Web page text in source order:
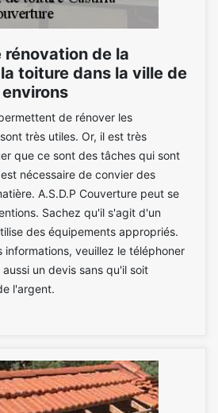
de la
toiture dans la ville de
de rénover les
très utiles. Or, il est très
que ce sont des tâches qui sont
nécessaire de convier des
A.S.D.P Couverture peut se
Sachez qu'il s'agit d'un
des équipements appropriés.
informations, veuillez le téléphoner
un devis sans qu'il soit
l'argent.